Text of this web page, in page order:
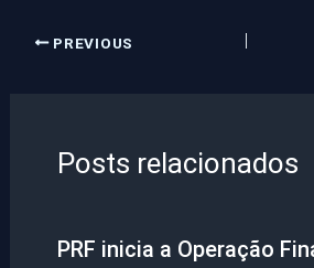
PREVIOUS
Posts relacionados
PRF inicia a Operação